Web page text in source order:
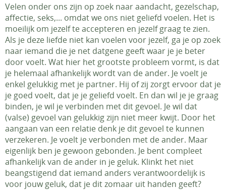
Velen onder ons zijn op zoek naar aandacht, gezelschap,
affectie, seks,... omdat we ons niet geliefd voelen. Het is
moeilijk om jezelf te accepteren en jezelf graag te zien.
Als je deze liefde niet kan voelen voor jezelf, ga je op zoek
naar iemand die je net datgene geeft waar je je beter
door voelt. Wat hier het grootste probleem vormt, is dat
je helemaal afhankelijk wordt van de ander. Je voelt je
enkel gelukkig met je partner. Hij of zij zorgt ervoor dat je
je goed voelt, dat je je geliefd voelt. En dan wil je je graag
binden, je wil je verbinden met dit gevoel. Je wil dat
(valse) gevoel van gelukkig zijn niet meer kwijt. Door het
aangaan van een relatie denk je dit gevoel te kunnen
verzekeren. Je voelt je verbonden met de ander. Maar
eigenlijk ben je gewoon gebonden. Je bent compleet
afhankelijk van de ander in je geluk. Klinkt het niet
beangstigend dat iemand anders verantwoordelijk is
voor jouw geluk, dat je dit zomaar uit handen geeft?